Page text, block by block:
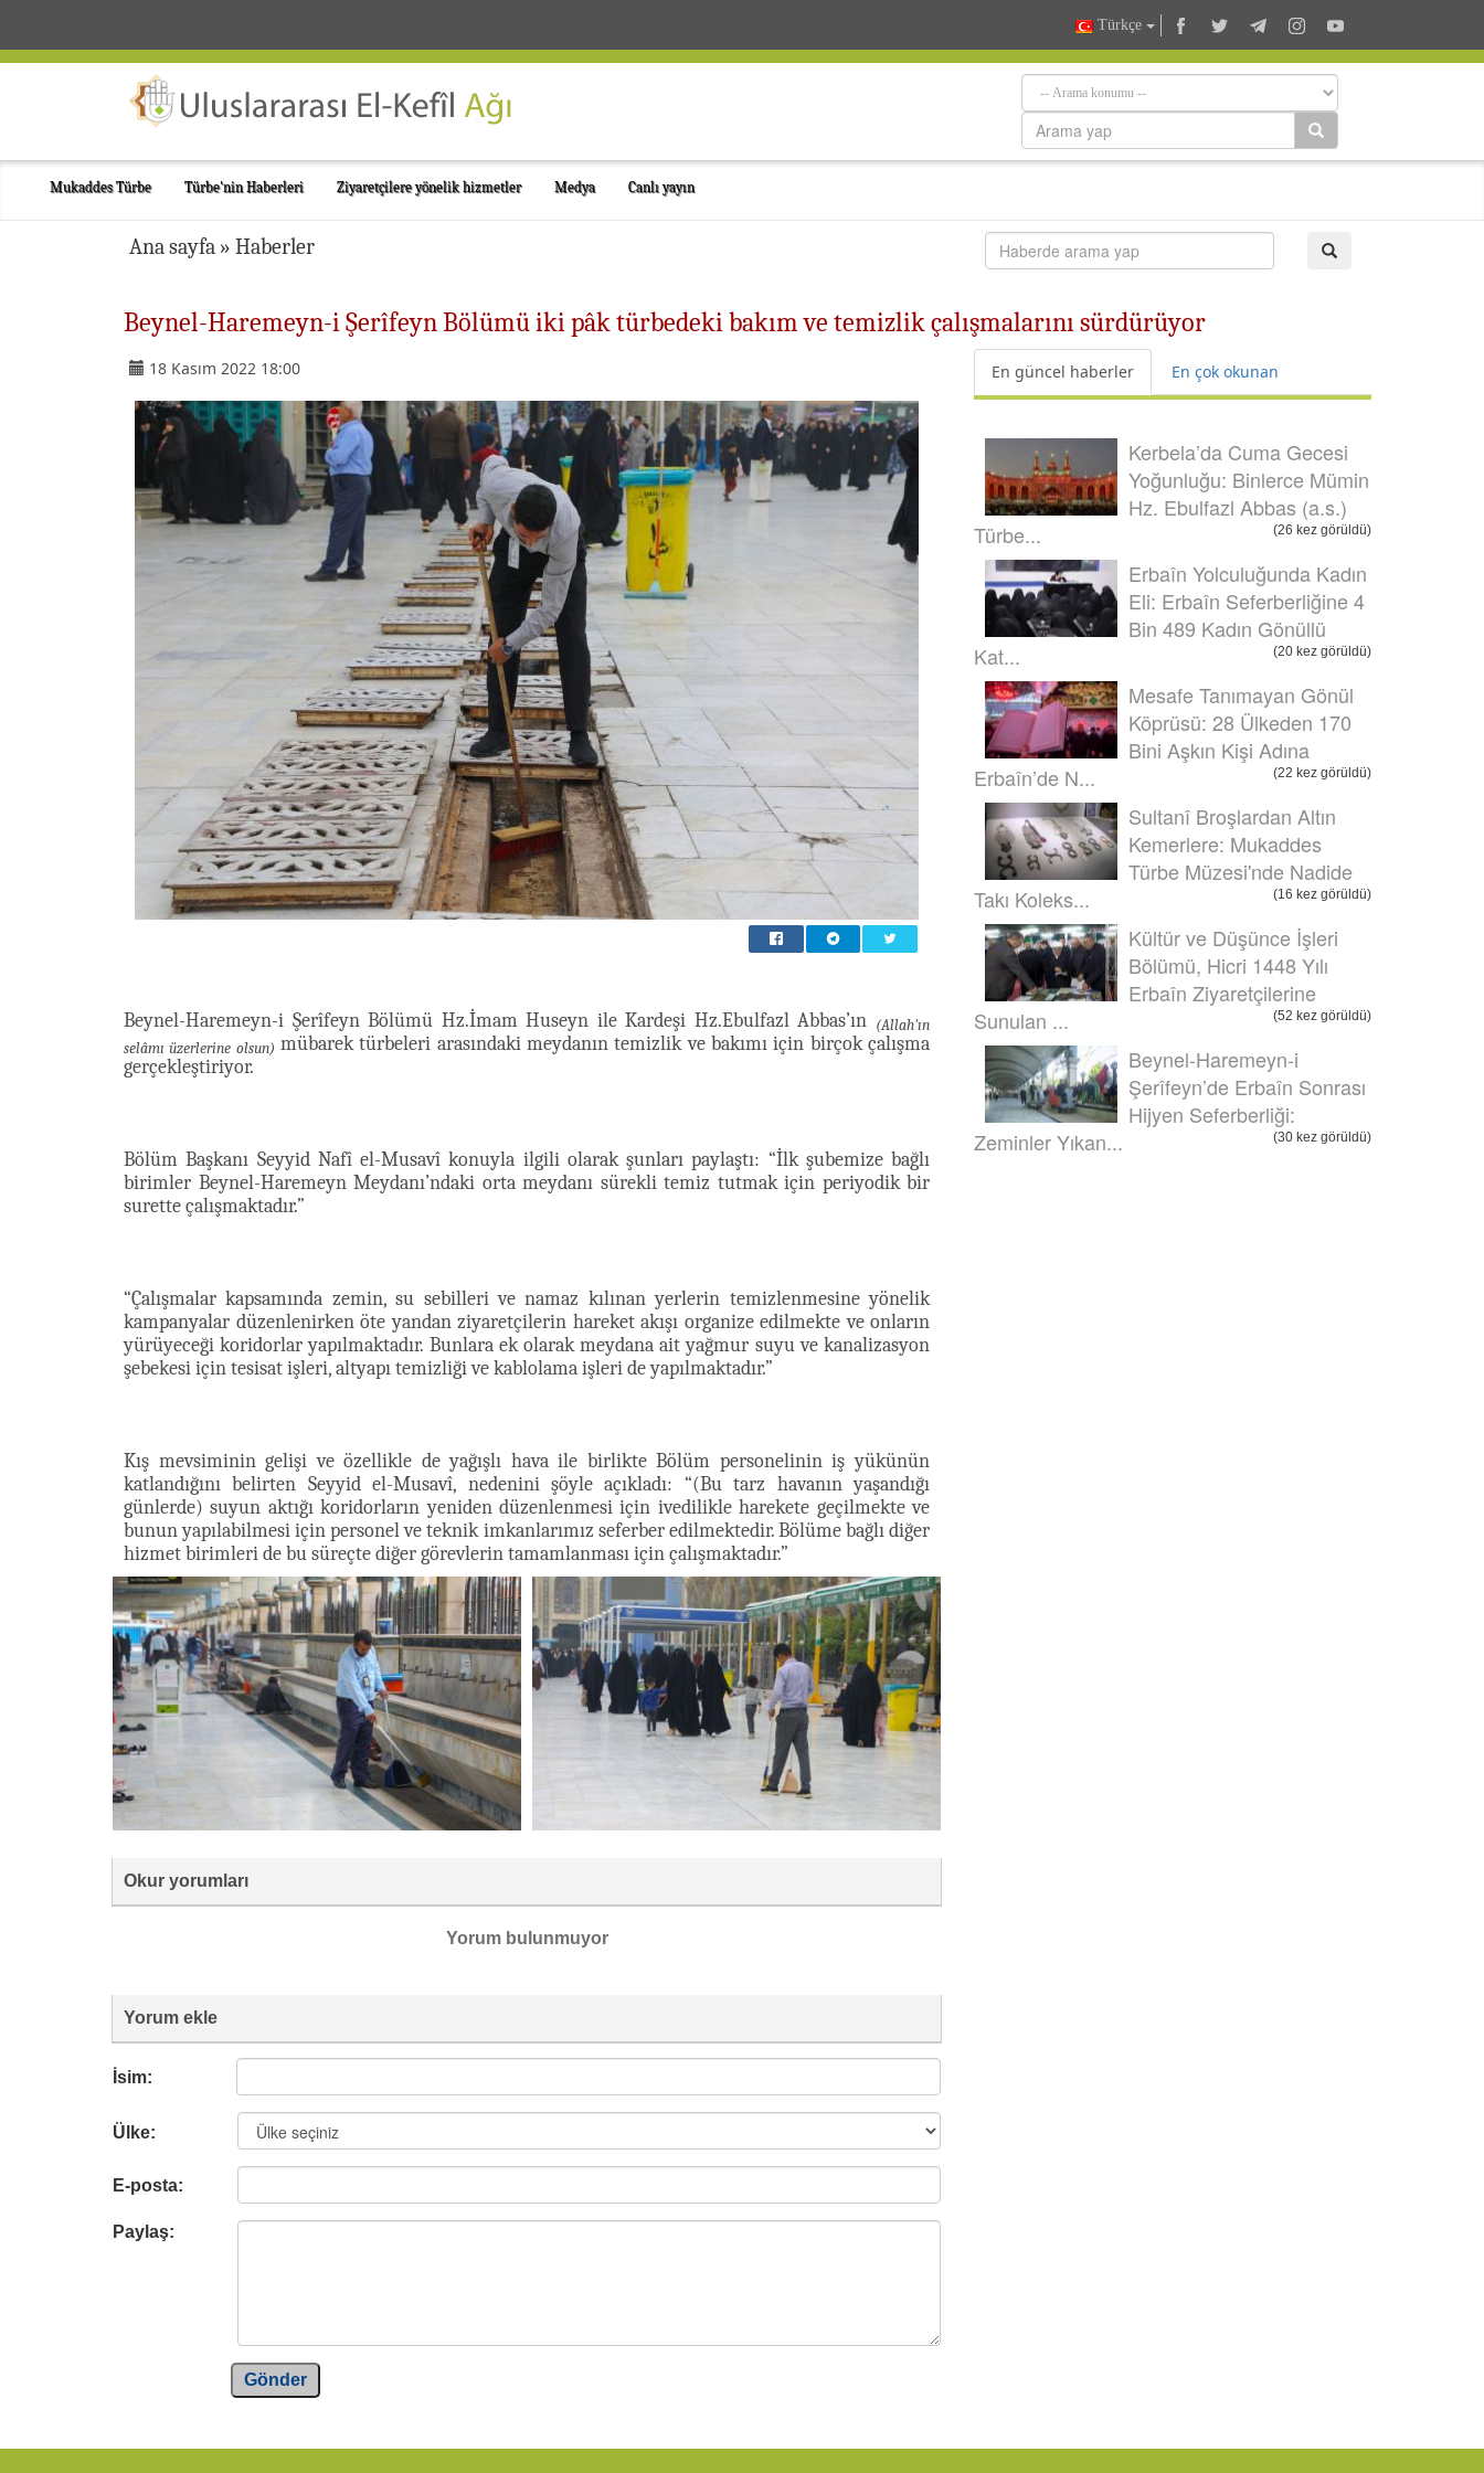
Türkçe
Mukaddes Türbe Türbe'nin Haberleri Ziyaretçilere yönelik hizmetler Medya Canlı yayın
Ana sayfa » Haberler
Beynel-Haremeyn-i Şerîfeyn Bölümü iki pâk türbedeki bakım ve temizlik çalışmalarını sürdürüyor
18 Kasım 2022 18:00
Beynel-Haremeyn-i Şerîfeyn Bölümü Hz.İmam Huseyn ile Kardeşi Hz.Ebulfazl Abbas’ın (Allah'ın
selâmı üzerlerine olsun) mübarek türbeleri arasındaki meydanın temizlik ve bakımı için birçok çalışma
gerçekleştiriyor.
Bölüm Başkanı Seyyid Nafî el-Musavî konuyla ilgili olarak şunları paylaştı: “İlk şubemize bağlı
birimler Beynel-Haremeyn Meydanı’ndaki orta meydanı sürekli temiz tutmak için periyodik bir
surette çalışmaktadır.”
“Çalışmalar kapsamında zemin, su sebilleri ve namaz kılınan yerlerin temizlenmesine yönelik
kampanyalar düzenlenirken öte yandan ziyaretçilerin hareket akışı organize edilmekte ve onların
yürüyeceği koridorlar yapılmaktadır. Bunlara ek olarak meydana ait yağmur suyu ve kanalizasyon
şebekesi için tesisat işleri, altyapı temizliği ve kablolama işleri de yapılmaktadır.”
Kış mevsiminin gelişi ve özellikle de yağışlı hava ile birlikte Bölüm personelinin iş yükünün
katlandığını belirten Seyyid el-Musavî, nedenini şöyle açıkladı: “(Bu tarz havanın yaşandığı
günlerde) suyun aktığı koridorların yeniden düzenlenmesi için ivedilikle harekete geçilmekte ve
bunun yapılabilmesi için personel ve teknik imkanlarımız seferber edilmektedir. Bölüme bağlı diğer
hizmet birimleri de bu süreçte diğer görevlerin tamamlanması için çalışmaktadır.”
Okur yorumları
Yorum bulunmuyor
Yorum ekle
İsim:
Ülke:
E-posta:
Paylaş:
Gönder
En güncel haberler En çok okunan
Kerbela’da Cuma Gecesi
Yoğunluğu: Binlerce Mümin
Hz. Ebulfazl Abbas (a.s.)
Türbe...
(26 kez görüldü)
Erbaîn Yolculuğunda Kadın
Eli: Erbaîn Seferberliğine 4
Bin 489 Kadın Gönüllü
Kat...
(20 kez görüldü)
Mesafe Tanımayan Gönül
Köprüsü: 28 Ülkeden 170
Bini Aşkın Kişi Adına
Erbaîn’de N...
(22 kez görüldü)
Sultanî Broşlardan Altın
Kemerlere: Mukaddes
Türbe Müzesi'nde Nadide
Takı Koleks...
(16 kez görüldü)
Kültür ve Düşünce İşleri
Bölümü, Hicri 1448 Yılı
Erbaîn Ziyaretçilerine
Sunulan ...
(52 kez görüldü)
Beynel-Haremeyn-i
Şerîfeyn’de Erbaîn Sonrası
Hijyen Seferberliği:
Zeminler Yıkan...
(30 kez görüldü)